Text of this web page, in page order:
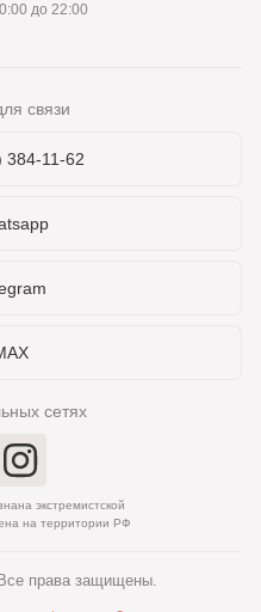
до 22:00
связи
384-11-62
сетях
экстремистской
на территории РФ
права защищены.